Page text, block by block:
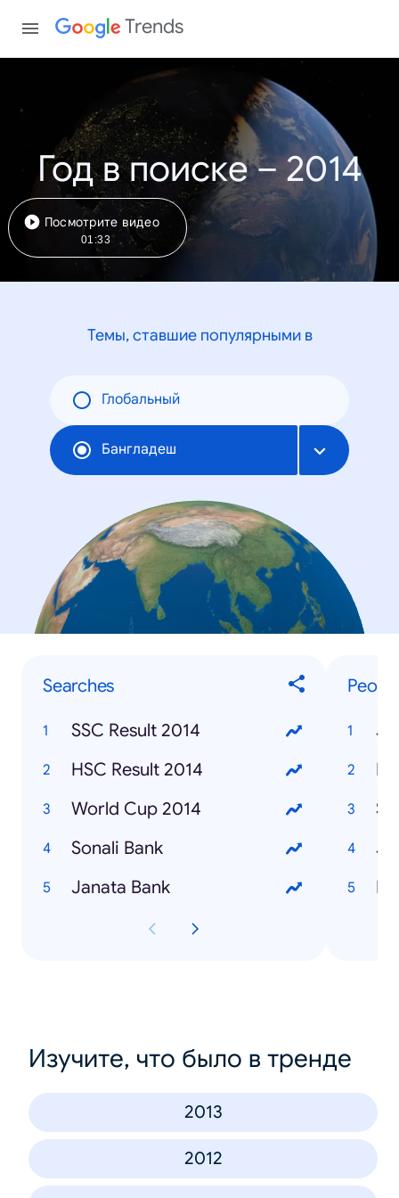
Trends
Год в поиске – 2014
Посмотрите видео
01:33
Темы, ставшие популярными в
Глобальный
Бангладеш
Searches
SSC Result 2014
HSC Result 2014
World Cup 2014
Sonali Bank
Janata Bank
Изучите, что было в тренде
2013
2012